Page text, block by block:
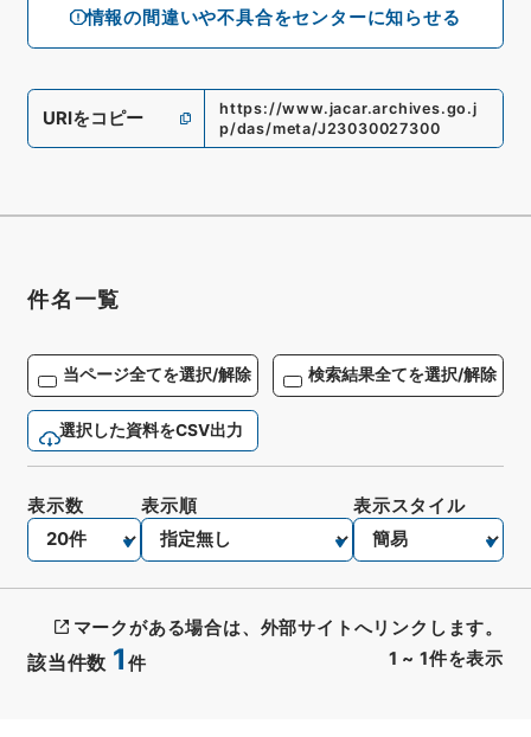
情報の間違いや不具合をセンターに知らせる
URIをコピー
https://www.jacar.archives.go.j
p/das/meta/J23030027300
件名一覧
当ページ全てを選択/解除 検索結果全てを選択/解除
選択した資料をCSV出力
該当件数 1 件 1 ~ 1件を表示
表示数 表示順 表示スタイル
マークがある場合は、外部サイトへリンクします。